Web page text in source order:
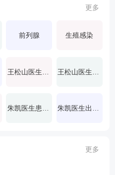
更多
前列腺 生殖感染
更多